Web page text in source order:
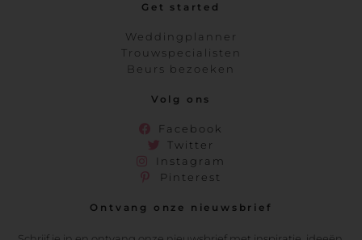
Get started
Weddingplanner
Trouwspecialisten
Beurs bezoeken
Volg ons
Facebook
Twitter
Instagram
Pinterest
Ontvang onze nieuwsbrief